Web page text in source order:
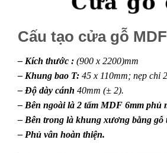
Cấu tạo cửa gỗ
– Kích thước : (900 x 2200)mm
– Khung bao T: 45 x 110mm; nẹp chỉ
– Độ dày cánh 40mm (± 2).
– Bên ngoài là 2 tấm MDF 6mm phủ
– Bên trong là khung xương bằng gỗ
– Phủ vân hoàn thiện.